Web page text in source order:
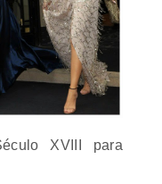
XVIII para